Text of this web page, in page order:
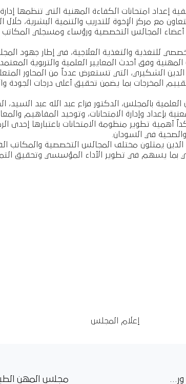
إعداد امتحانات الكفاءة المهنية التي تنظمها
المجالس التخصصية ورؤساء ومسجلي المكاتب
للتغذية والتغذية العلاجية، في إطار جهود
المهنية وفق أحدث المعايير العلمية والتربوية
الشكيري، التي تستعرض عدداً من المحاور
المخرجات بما يضمن تحقيق أعلى درجات الجودة
العلمية بالمجلس، الدكتور فزاع عبد الله عبد
بإعداد وإدارة الامتحانات، وتوحيد المفاهيم
أهمية تطوير منظومة الامتحانات باعتبارها إحدى
والصحية في السودان.
يمثلون مختلف المجالس التخصصية والمكاتب
بما يسهم في تطوير الأداء المؤسسي وتحقيق
إعلام المجلس